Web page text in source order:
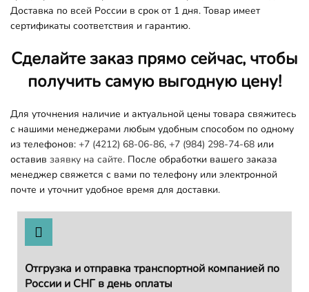
Доставка по всей России в срок от 1 дня. Товар имеет
сертификаты соответствия и гарантию.
Сделайте заказ прямо сейчас, чтобы
получить самую выгодную цену!
Для уточнения наличие и актуальной цены товара свяжитесь
с нашими менеджерами любым удобным способом по одному
из телефонов: +7 (4212) 68-06-86, +7 (984) 298-74-68 или
оставив заявку на сайте. После обработки вашего заказа
менеджер свяжется с вами по телефону или электронной
почте и уточнит удобное время для доставки.
Отгрузка и отправка транспортной компанией по
России и СНГ в день оплаты